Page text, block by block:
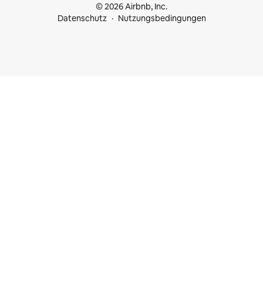
© 2026 Airbnb, Inc.
Datenschutz
Nutzungsbedingungen